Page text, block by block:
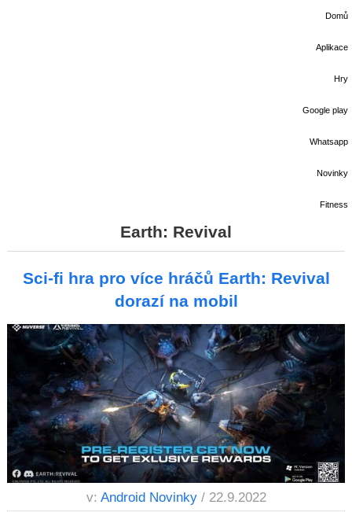
Domů
Aplikace
Hry
Google play
Whatsapp
Novinky
Fitness
Earth: Revival
Sci-fi hra pro více hráčů Earth: Revival
dorazí na mobil
v: Android Novinky / 22.9.2022